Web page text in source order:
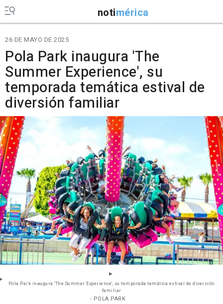
notimérica
26 DE MAYO DE 2025
Pola Park inaugura 'The
Summer Experience', su
temporada temática estival de
diversión familiar
Pola Park inaugura 'The Summer Experience', su temporada temática estival de diversión
familiar
- POLA PARK